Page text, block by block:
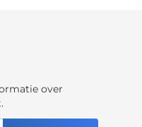
over